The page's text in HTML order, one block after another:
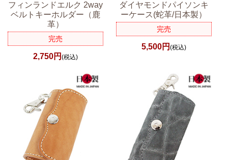
フィンランドエルク 2way
ベルトキーホルダー（鹿
革）
完売
2,750円(税込)
ダイヤモンドパイソンキ
ーケース(蛇革/日本製）
完売
5,500円 (税込)